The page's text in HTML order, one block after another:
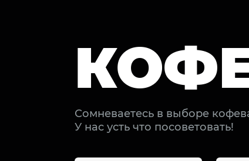
Сомневаетесь в выборе
У нас усть что посоветовать!